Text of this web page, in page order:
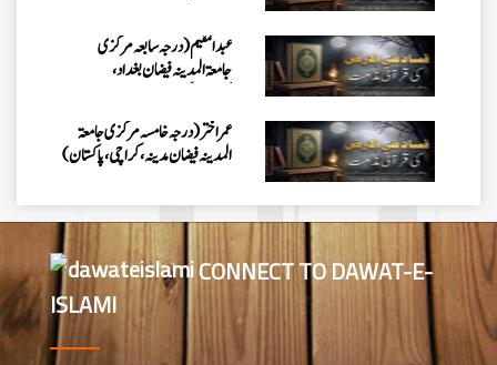
عبدالمقیم (درجہ سابعہ مرکزی
جامعۃالمدینہ فیضان بغداد،
عمر اختر (درجہ خامسہ مرکزی جامعۃ
المدینہ فیضان مدینہ ،کراچی،پاکستان)
محمد وقاص (مرکزی جامعۃ المدینہ
فیضان مدینہ،کراچی ،پاکستان)
محمد سعد عمران (درجہ عالیہ مرکزی
جامعۃ المدینہ فیضانِ مدینہ ،کراچی
،پاکستان)
CONNECT TO DAWAT-E-
ISLAMI